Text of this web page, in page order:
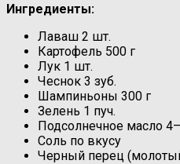
Ингредиенты:
Лаваш 2 шт.
Картофель 500 г
Лук 1 шт.
Чеснок 3 зуб.
Шампиньоны 300 г
Зелень 1 пуч.
Подсолнечное масло
Соль по вкусу
Черный перец